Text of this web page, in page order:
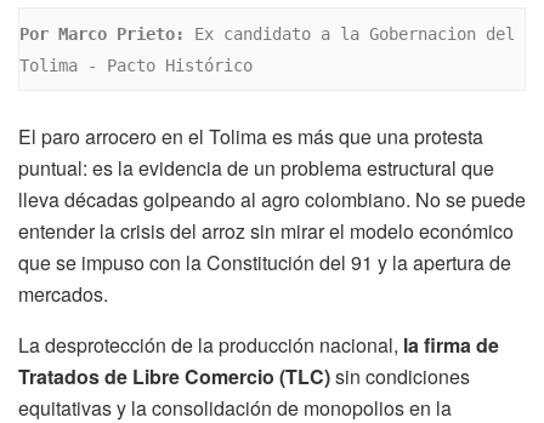
Por Marco Prieto:
Ex candidato a la Gobernacion del
Tolima - Pacto Histórico
El paro arrocero en el Tolima es más que una protesta
puntual: es la evidencia de un problema estructural que
lleva décadas golpeando al agro colombiano. No se puede
entender la crisis del arroz sin mirar el modelo económico
que se impuso con la Constitución del 91 y la apertura de
mercados.
La desprotección de la producción nacional, la firma de
Tratados de Libre Comercio (TLC)sin condiciones
equitativas y la consolidación de monopolios en la